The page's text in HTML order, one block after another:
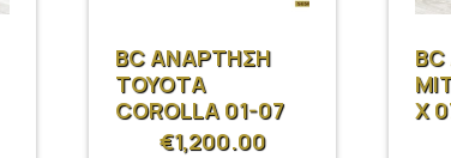
BC ΑΝΑΡΤΗΣΗ
TOYOTA
COROLLA 01-07
€1,200.00
X